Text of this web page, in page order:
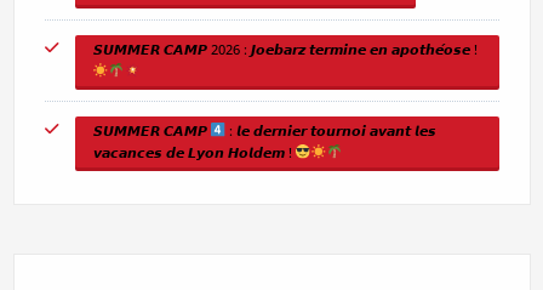
𝙎𝙐𝙈𝙈𝙀𝙍 𝘾𝘼𝙈𝙋 2026 : 𝙅𝙤𝙚𝙗𝙖𝙧𝙯 𝙩𝙚𝙧𝙢𝙞𝙣𝙚 𝙚𝙣 𝙖𝙥𝙤𝙩𝙝𝙚́𝙤𝙨𝙚 !
𝙎𝙐𝙈𝙈𝙀𝙍 𝘾𝘼𝙈𝙋
: 𝙡𝙚 𝙙𝙚𝙧𝙣𝙞𝙚𝙧 𝙩𝙤𝙪𝙧𝙣𝙤𝙞 𝙖𝙫𝙖𝙣𝙩 𝙡𝙚𝙨
𝙫𝙖𝙘𝙖𝙣𝙘𝙚𝙨 𝙙𝙚 𝙇𝙮𝙤𝙣 𝙃𝙤𝙡𝙙𝙚𝙢 !